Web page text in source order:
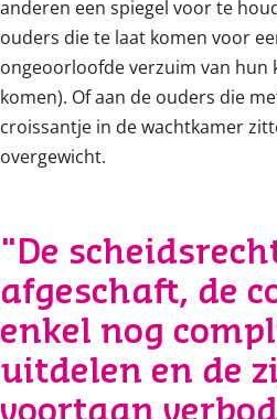
anderen een spiegel voor te
ouders die te laat komen voor
ongeoorloofde verzuim van hun
komen). Of aan de ouders die
croissantje in de wachtkamer
overgewicht.
"De
afgeschaft, de
enkel nog
uitdelen en de
voortaan